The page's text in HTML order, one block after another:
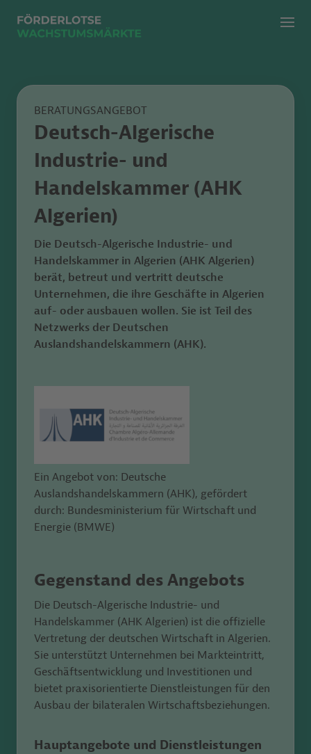
Menü
BERATUNGSANGEBOT
Deutsch-Algerische
Industrie- und
Handelskammer (AHK
Algerien)
Die Deutsch-Algerische Industrie- und
Handelskammer in Algerien (AHK Algerien)
berät, betreut und vertritt deutsche
Unternehmen, die ihre Geschäfte in Algerien
auf- oder ausbauen wollen. Sie ist Teil des
Netzwerks der Deutschen
Auslandshandelskammern (AHK).
Ein Angebot von: Deutsche
Auslandshandelskammern (AHK), gefördert
durch: Bundesministerium für Wirtschaft und
Energie (BMWE)
Gegenstand des Angebots
Die Deutsch-Algerische Industrie- und
Handelskammer (AHK Algerien) ist die offizielle
Vertretung der deutschen Wirtschaft in Algerien.
Sie unterstützt Unternehmen bei Markteintritt,
Geschäftsentwicklung und Investitionen und
bietet praxisorientierte Dienstleistungen für den
Ausbau der bilateralen Wirtschaftsbeziehungen.
Hauptangebote und Dienstleistungen